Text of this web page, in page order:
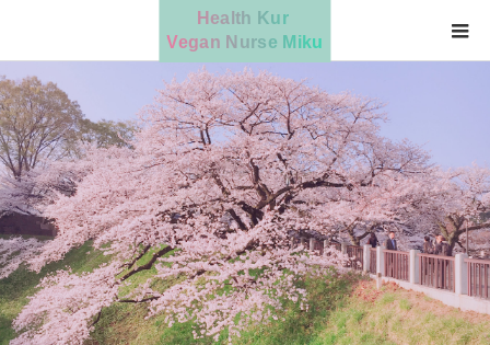
Live Kind, Live Green — Explore Health Kur.